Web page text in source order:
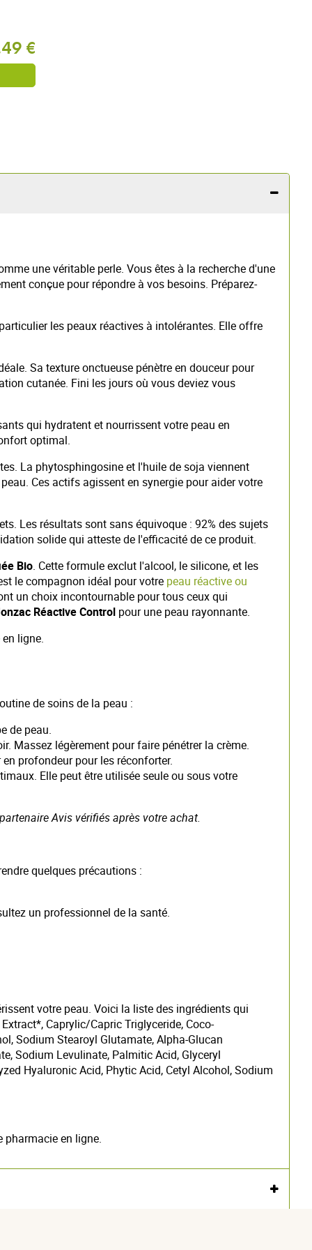
€
une véritable perle. Vous êtes à la recherche d'une
conçue pour répondre à vos besoins. Préparez-
les peaux réactives à intolérantes. Elle offre
Sa texture onctueuse pénètre en douceur pour
cutanée. Fini les jours où vous deviez vous
qui hydratent et nourrissent votre peau en
optimal.
La phytosphingosine et l'huile de soja viennent
Ces actifs agissent en synergie pour aider votre
Les résultats sont sans équivoque : 92% des sujets
solide qui atteste de l'efficacité de ce produit.
Bio. Cette formule exclut l'alcool, le silicone, et les
le compagnon idéal pour votre peau réactive ou
un choix incontournable pour tous ceux qui
Réactive Control pour une peau rayonnante.
ligne.
de soins de la peau :
de peau.
Massez légèrement pour faire pénétrer la crème.
profondeur pour les réconforter.
Elle peut être utilisée seule ou sous votre
Avis vérifiés après votre achat.
quelques précautions :
un professionnel de la santé.
votre peau. Voici la liste des ingrédients qui
Caprylic/Capric Triglyceride, Coco-
Sodium Stearoyl Glutamate, Alpha-Glucan
Sodium Levulinate, Palmitic Acid, Glyceryl
Hyaluronic Acid, Phytic Acid, Cetyl Alcohol, Sodium
pharmacie en ligne.